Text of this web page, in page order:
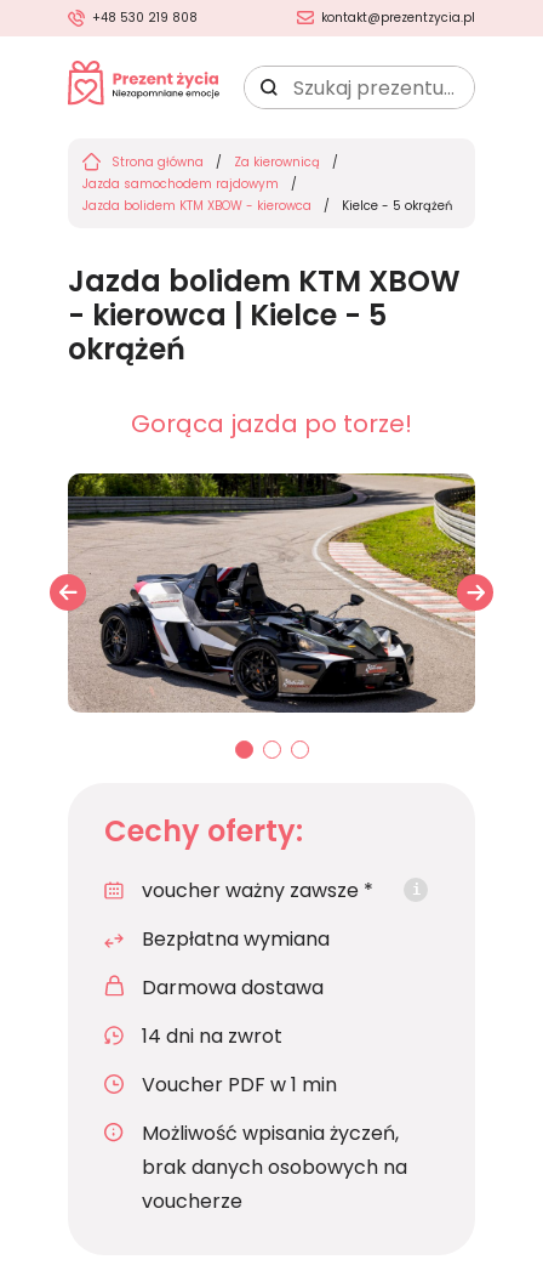
+48 530 219 808 kontakt@prezentzycia.pl
Szukaj
prezentu:
Strona główna
Za kierownicą
Jazda samochodem rajdowym
Jazda bolidem KTM XBOW - kierowca
Kielce - 5 okrążeń
Jazda bolidem KTM XBOW
- kierowca | Kielce - 5
okrążeń
Gorąca jazda po torze!
01 02 03
Cechy oferty:
voucher ważny zawsze * i
Bezpłatna wymiana
Darmowa dostawa
14 dni na zwrot
Voucher PDF w 1 min
Możliwość wpisania życzeń,
brak danych osobowych na
voucherze